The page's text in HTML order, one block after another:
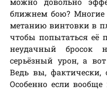
ближнем бою? Многие
метанию винтовки в
чтобы попытаться её
неудачный бросок
серьёзный урон, а
Ведь вы, фактически,
Особенно если